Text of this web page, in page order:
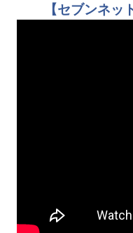
【セブンネッ